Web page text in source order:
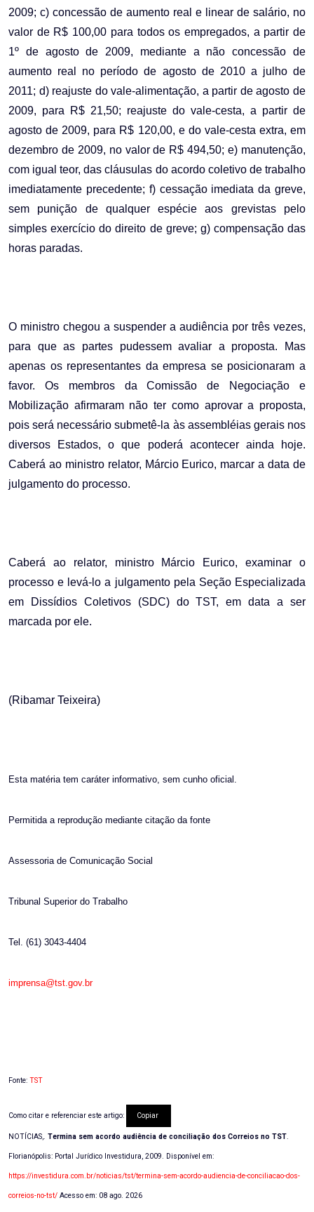
2009; c) concessão de aumento real e linear de salário, no
valor de R$ 100,00 para todos os empregados, a partir de
1º de agosto de 2009, mediante a não concessão de
aumento real no período de agosto de 2010 a julho de
2011; d) reajuste do vale-alimentação, a partir de agosto de
2009, para R$ 21,50; reajuste do vale-cesta, a partir de
agosto de 2009, para R$ 120,00, e do vale-cesta extra, em
dezembro de 2009, no valor de R$ 494,50; e) manutenção,
com igual teor, das cláusulas do acordo coletivo de trabalho
imediatamente precedente; f) cessação imediata da greve,
sem punição de qualquer espécie aos grevistas pelo
simples exercício do direito de greve; g) compensação das
horas paradas.
O ministro chegou a suspender a audiência por três vezes,
para que as partes pudessem avaliar a proposta. Mas
apenas os representantes da empresa se posicionaram a
favor. Os membros da Comissão de Negociação e
Mobilização afirmaram não ter como aprovar a proposta,
pois será necessário submetê-la às assembléias gerais nos
diversos Estados, o que poderá acontecer ainda hoje.
Caberá ao ministro relator, Márcio Eurico, marcar a data de
julgamento do processo.
Caberá ao relator, ministro Márcio Eurico, examinar o
processo e levá-lo a julgamento pela Seção Especializada
em Dissídios Coletivos (SDC) do TST, em data a ser
marcada por ele.
(Ribamar Teixeira)
Esta matéria tem caráter informativo, sem cunho oficial.
Permitida a reprodução mediante citação da fonte
Assessoria de Comunicação Social
Tribunal Superior do Trabalho
Tel. (61) 3043-4404
imprensa@tst.gov.br
Fonte: TST
Como citar e referenciar este artigo: Copiar
NOTÍCIAS,. Termina sem acordo audiência de conciliação dos Correios no TST.
Florianópolis: Portal Jurídico Investidura, 2009. Disponível em:
https://investidura.com.br/noticias/tst/termina-sem-acordo-audiencia-de-conciliacao-dos-
correios-no-tst/ Acesso em: 08 ago. 2026